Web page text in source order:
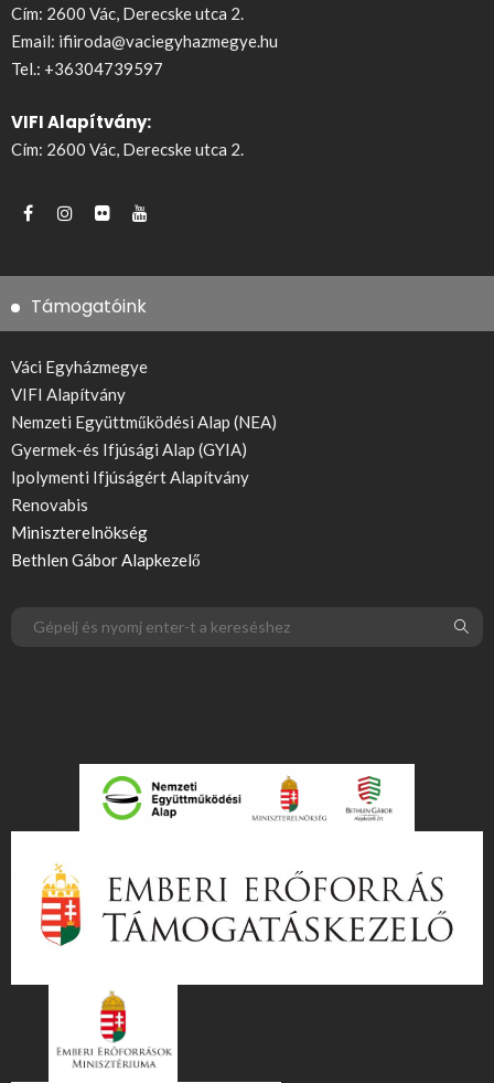
Cím: 2600 Vác, Derecske utca 2.
Email: ifiiroda@vaciegyhazmegye.hu
Tel.: +36304739597
VIFI Alapítvány:
Cím: 2600 Vác, Derecske utca 2.
Támogatóink
Váci Egyházmegye
VIFI Alapítvány
Nemzeti Együttműködési Alap (NEA)
Gyermek-és Ifjúsági Alap (GYIA)
Ipolymenti Ifjúságért Alapítvány
Renovabis
Miniszterelnökség
Bethlen Gábor Alapkezelő